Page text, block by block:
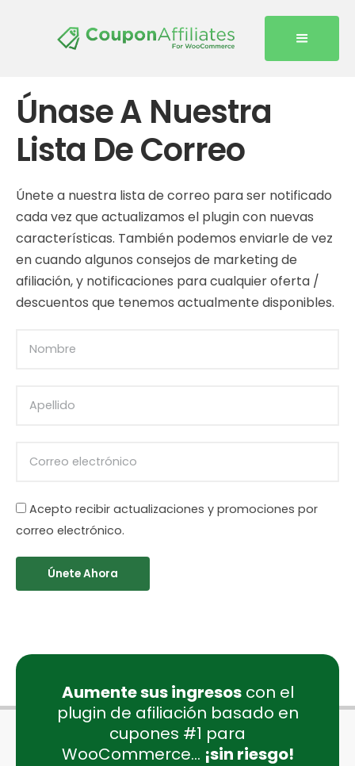
Únase A Nuestra
Lista De Correo
Únete a nuestra lista de correo para ser notificado
cada vez que actualizamos el plugin con nuevas
características. También podemos enviarle de vez
en cuando algunos consejos de marketing de
afiliación, y notificaciones para cualquier oferta /
descuentos que tenemos actualmente disponibles.
Acepto recibir actualizaciones y promociones por
correo electrónico.
Únete Ahora
Aumente sus ingresoscon el
plugin de afiliación basado en
cupones #1 para
WooCommerce... ¡sin riesgo!